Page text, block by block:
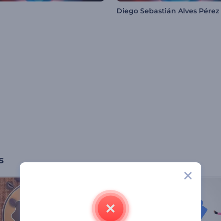
Diego Sebastián Alves Pérez